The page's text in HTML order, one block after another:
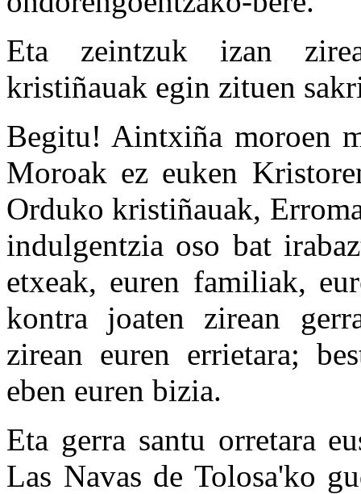
Eta zeintzuk izan
kristiñauak egin zituen
Begitu! Aintxiña moroen
Moroak ez euken
Orduko kristiñauak,
indulgentzia oso bat
etxeak, euren familiak,
kontra joaten zirean
zirean euren errietara;
eben euren bizia.
Eta gerra santu orretara
Las Navas de Tolosa'ko